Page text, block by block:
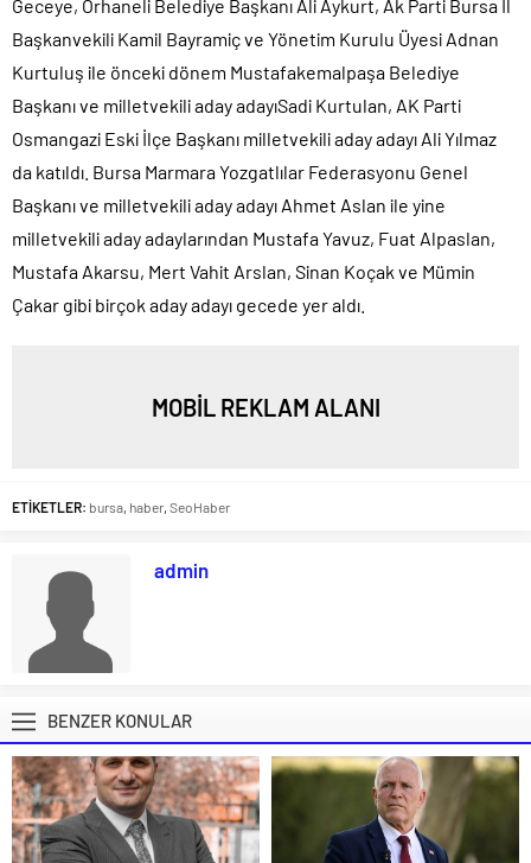
Geceye, Orhaneli Belediye Başkanı Ali Aykurt, Ak Parti Bursa İl
Başkanvekili Kamil Bayramiç ve Yönetim Kurulu Üyesi Adnan
Kurtuluş ile önceki dönem Mustafakemalpaşa Belediye
Başkanı ve milletvekili aday adayıSadi Kurtulan, AK Parti
Osmangazi Eski İlçe Başkanı milletvekili aday adayı Ali Yılmaz
da katıldı. Bursa Marmara Yozgatlılar Federasyonu Genel
Başkanı ve milletvekili aday adayı Ahmet Aslan ile yine
milletvekili aday adaylarından Mustafa Yavuz, Fuat Alpaslan,
Mustafa Akarsu, Mert Vahit Arslan, Sinan Koçak ve Mümin
Çakar gibi birçok aday adayı gecede yer aldı.
MOBİL REKLAM ALANI
ETİKETLER: bursa haber SeoHaber
admin
BENZER KONULAR